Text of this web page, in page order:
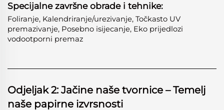
Specijalne završne obrade i tehnike:
Foliranje, Kalendriranje/urezivanje, Točkasto UV
premazivanje, Posebno isijecanje, Eko prijedlozi
vodootporni premaz
Odjeljak 2: Jačine naše tvornice – Temelj
naše papirne izvrsnosti